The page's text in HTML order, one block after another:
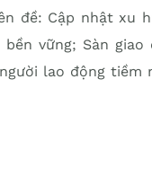
đề: Cập nhật xu
vững; Sàn
lao động tiềm